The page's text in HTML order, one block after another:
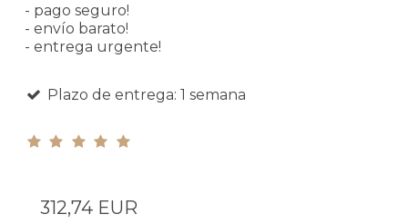
- pago seguro!
- envío barato!
- entrega urgente!
Plazo de entrega: 1 semana
312,74 EUR